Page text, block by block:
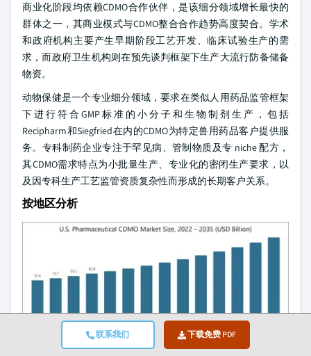
联系我们 下载免费 PDF
商业化阶段均依赖CDMO合作伙伴，是该细分领域增长最快的
群体之一，其商业模式与CDMO整合合作趋势高度契合。学术
和政府机构主要产生早期阶段工艺开发、临床试验生产的需
求，而政府卫生机构则在预先谈判框架下生产大流行防备储备
物资。
动物保健是一个专业细分领域，要求在类似人用药品监管框架
下进行符合GMP标准的小分子和生物制剂生产，包括
Recipharm和Siegfried在内的CDMO为特定兽用药品客户提供服
务。专科制药企业专注于罕见病、管制物质及专 niche 配方，
其CDMO需求特点为小批量生产、专业化的密闭生产要求，以
及因专科生产工艺监管资质复杂性而形成的长期客户关系。
按地区分析
获取影响这个市场的主要细分市场的详细见解